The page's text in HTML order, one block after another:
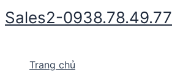
Nhảy
tới
Sales2-0938.78.49.77
Trang chủ